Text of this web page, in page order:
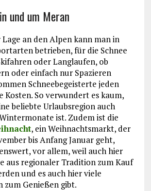
und um Meran
an den Alpen kann man in
betrieben, für die Schnee
oder Langlaufen, ob
oder einfach nur Spazieren
Schneebegeisterte jeden
Kosten. So verwundert es kaum,
beliebte Urlaubsregion auch
ist. Zudem ist die
, ein Weihnachtsmarkt, der
bis Anfang Januar geht,
vor allem, weil auch hier
aus regionaler Tradition zum Kauf
und es auch hier viele
zum Genießen gibt.